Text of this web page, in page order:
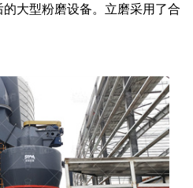
大型粉磨设备。立磨采用了合